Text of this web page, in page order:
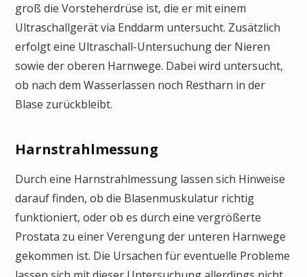
groß die Vorsteherdrüse ist, die er mit einem
Ultraschallgerät via Enddarm untersucht. Zusätzlich
erfolgt eine Ultraschall-Untersuchung der Nieren
sowie der oberen Harnwege. Dabei wird untersucht,
ob nach dem Wasserlassen noch Restharn in der
Blase zurückbleibt.
Harnstrahlmessung
Durch eine Harnstrahlmessung lassen sich Hinweise
darauf finden, ob die Blasenmuskulatur richtig
funktioniert, oder ob es durch eine vergrößerte
Prostata zu einer Verengung der unteren Harnwege
gekommen ist. Die Ursachen für eventuelle Probleme